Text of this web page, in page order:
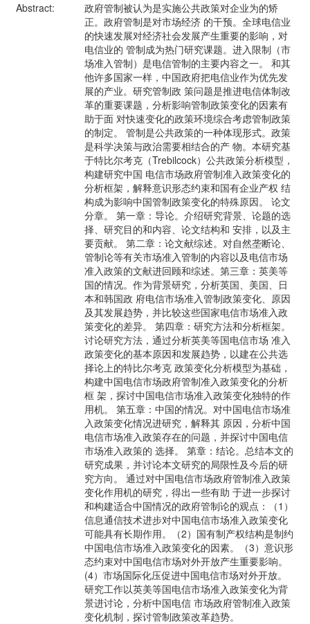
Abstract:
政府管制被认为是实施公共政策对企业为的矫
正。政府管制是对市场经济 的干预。全球电信业
的快速发展对经济社会发展产生重要的影响，对
电信业的 管制成为热门研究课题。进入限制（市
场准入管制）是电信管制的主要内容之一。 和其
他许多国家一样，中国政府把电信业作为优先发
展的产业。研究管制政 策问题是推进电信体制改
革的重要课题，分析影响管制政策变化的因素有
助于面 对快速变化的政策环境综合考虑管制政策
的制定。 管制是公共政策的一种体现形式。政策
是科学决策与政治需要相结合的产 物。本研究基
于特比尔考克（Trebilcock）公共政策分析模型，
构建研究中国 电信市场政府管制准入政策变化的
分析框架，解释意识形态约束和国有企业产权 结
构成为影响中国管制政策变化的特殊原因。 论文
分章。 第一章：导论。介绍研究背景、论题的选
择、研究目的和内容、论文结构和 安排，以及主
要贡献。 第二章：论文献综述。对自然垄断论、
管制论等有关市场准入管制的内容以及电信市场
准入政策的文献进回顾和综述。第三章：英美等
国的情况。作为背景研究，分析英国、美国、日
本和韩国政 府电信市场准入管制政策变化、原因
及其发展趋势，并比较这些国家电信市场准入政
策变化的差异。 第四章：研究方法和分析框架。
讨论研究方法，通过分析英美等国电信市场 准入
政策变化的基本原因和发展趋势，以建在公共选
择论上的特比尔考克 政策变化分析模型为基础，
构建中国电信市场政府管制准入政策变化的分析
框 架，探讨中国电信市场准入政策变化独特的作
用机。 第五章：中国的情况。对中国电信市场准
入政策变化情况进研究，解释其 原因，分析中国
电信市场准入政策存在的问题，并探讨中国电信
市场准入政策的 选择。 第章：结论。总结本文的
研究成果，并讨论本文研究的局限性及今后的研
究方向。 通过对中国电信市场政府管制准入政策
变化作用机的研究，得出一些有助 于进一步探讨
和构建适合中国情况的政府管制论的观点：（1）
信息通信技术进步对中国电信市场准入政策变化
可能具有长期作用。（2）国有制产权结构是制约
中国电信市场准入政策变化的因素。（3）意识形
态约束对中国电信市场对外开放产生重要影响。
(4）市场国际化压促进中国电信市场对外开放。
研究工作以英美等国电信市场准入政策变化为背
景进讨论，分析中国电信 市场政府管制准入政策
变化机制，探讨管制政策改革趋势。